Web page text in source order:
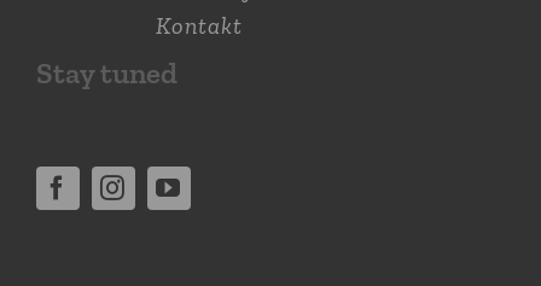
Kontakt
Stay tuned